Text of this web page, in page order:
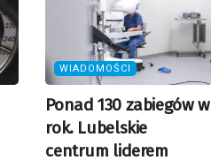
WIADOMOŚCI
Ponad 130 zabiegów w
rok. Lubelskie
centrum liderem